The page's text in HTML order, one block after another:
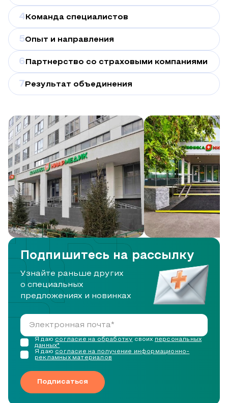
4 Команда специалистов
5Опыт и направления
6 Партнерство со страховыми компаниями
7 Результат объединения
Подпишитесь на рассылку
Узнайте раньше других
о специальных
предложениях и новинках
Подписаться
Я даю согласие на обработку своих персональных
данных*
Я даю согласие на получение информационно-
рекламных материалов